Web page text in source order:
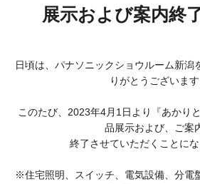
展示および案内終
日頃は、パナソニックショウルーム新潟
りがとうございます
このたび、2023年4月1日より『あかり
品展示および、ご案
終了させていただくことにな
※住宅照明、スイッチ、電気設備、分電